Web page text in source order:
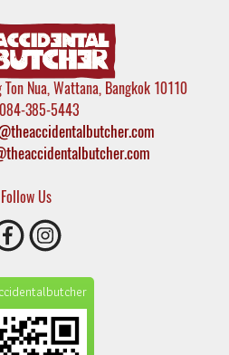
Nua, Wattana, Bangkok 10110
385-5443
Follow Us